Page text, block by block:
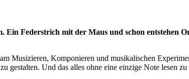
Federstrich mit der Maus und schon entstehen
Musizieren, Komponieren und musikalischen
gestalten. Und das alles ohne eine einzige Note lesen